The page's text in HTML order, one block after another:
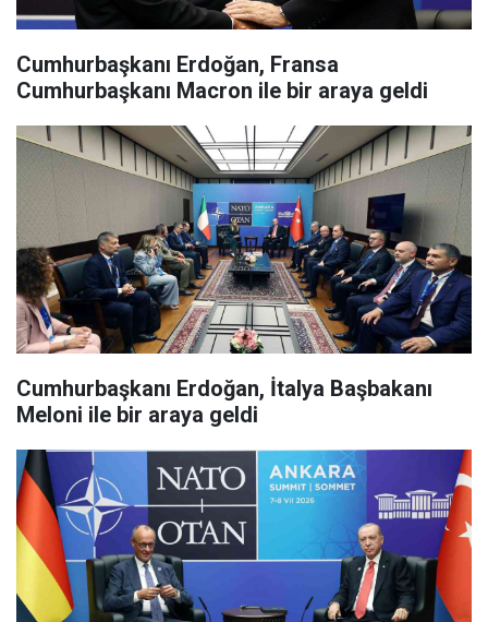
Cumhurbaşkanı Erdoğan, Fransa
Cumhurbaşkanı Macron ile bir araya geldi
Cumhurbaşkanı Erdoğan, İtalya Başbakanı
Meloni ile bir araya geldi